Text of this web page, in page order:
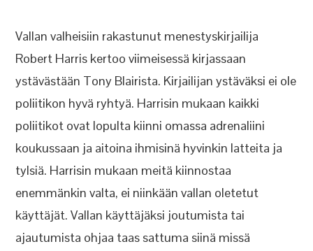
Vallan valheisiin rakastunut menestyskirjailija
Robert Harris kertoo viimeisessä kirjassaan
ystävästään Tony Blairista. Kirjailijan ystäväksi ei ole
poliitikon hyvä ryhtyä. Harrisin mukaan kaikki
poliitikot ovat lopulta kiinni omassa adrenaliini
koukussaan ja aitoina ihmisinä hyvinkin latteita ja
tylsiä. Harrisin mukaan meitä kiinnostaa
enemmänkin valta, ei niinkään vallan oletetut
käyttäjät. Vallan käyttäjäksi joutumista tai
ajautumista ohjaa taas sattuma siinä missä